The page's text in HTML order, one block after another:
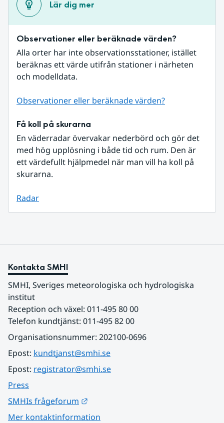
Lär dig mer
Observationer eller beräknade värden?
Alla orter har inte observationsstationer, istället
beräknas ett värde utifrån stationer i närheten
och modelldata.
Observationer eller beräknade värden?
Få koll på skurarna
En väderradar övervakar nederbörd och gör det
med hög upplösning i både tid och rum. Den är
ett värdefullt hjälpmedel när man vill ha koll på
skurarna.
Radar
Kontakta SMHI
SMHI, Sveriges meteorologiska och hydrologiska
institut
Reception och växel: 011-495 80 00
Telefon kundtjänst: 011-495 82 00
Organisationsnummer: 202100-0696
Epost: kundtjanst@smhi.se
Epost: registrator@smhi.se
Press
SMHIs frågeforum
Mer kontaktinformation